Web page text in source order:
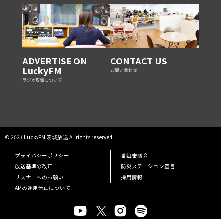
ADVERTISE ON
LuckyFM
ラジオ広告について
CONTACT US
お問い合わせ
© 2021 LuckyFM 茨城放送 All rights reserved.
プライバシーポリシー
番組審議会
放送基準の改正
防災ステーション宣言
リスナーへのお願い
採用情報
AMの運用休止について